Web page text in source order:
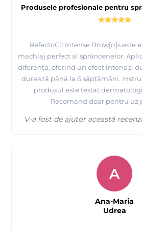
Produsele profesionale pentru
RefectoCil Intense Brow[n]s este
machiaj perfect al sprâncenelor.
diferența, oferind un efect intens și
durează până la 6 săptămâni.
produsul este testat
Recomand doar pentru uz
V-a fost de ajutor această
A
Ana-Maria
Udrea